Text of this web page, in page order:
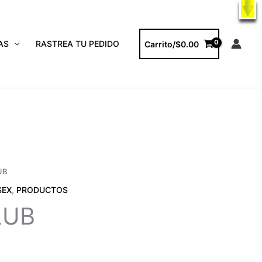
X
RASTREA TU PEDIDO Carrito/$0.00
, PRODUCTOS